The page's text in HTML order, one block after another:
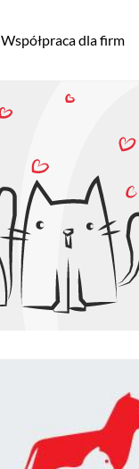
Współpraca dla firm